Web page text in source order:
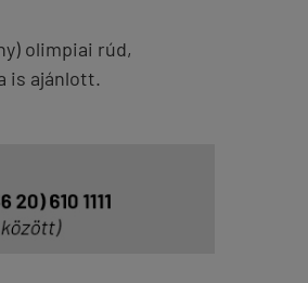
olimpiai rúd,
is ajánlott.